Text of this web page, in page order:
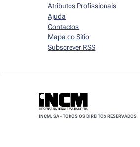
Atributos Profissionais
Ajuda
Contactos
Mapa do Sítio
Subscrever RSS
INCM, SA - TODOS OS DIREITOS RESERVADOS